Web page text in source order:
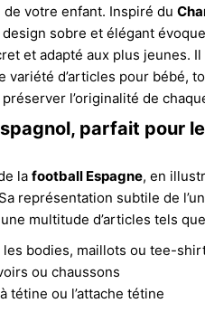
votre enfant. Inspiré du
design sobre et élégant
et adapté aux plus jeunes.
d’articles pour bébé,
l’originalité de
parfait pour
la football Espagne, en
représentation subtile de
multitude d’articles tels
bodies, maillots ou tee-
ou chaussons
tétine ou l’attache tétine